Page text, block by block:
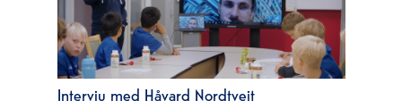
Intervju med Håvard Nordtveit